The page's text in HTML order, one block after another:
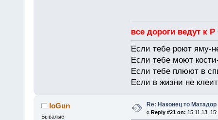
все дороги ведут к
Если тебе роют яму-
Если тебе моют
Если тебе плюют в
Если в жизни не
IoGun
Бывалые
Re: Наконец то
« Reply #21 on: 15.11.13,